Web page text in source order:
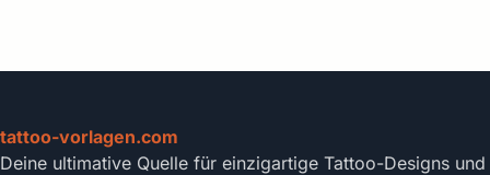
tattoo-vorlagen.com
Deine ultimative Quelle für einzigartige Tattoo-Designs und